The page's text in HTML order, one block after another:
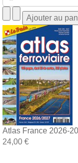
Atlas France 2026-
24,00 €